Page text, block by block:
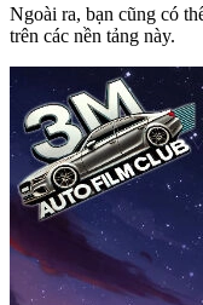
Ngoài ra, bạn cũng có
trên các nền tảng này.